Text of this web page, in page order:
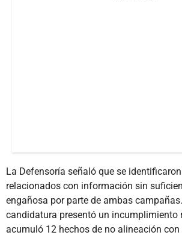
La Defensoría señaló que se
relacionados con información sin
engañosa por parte de ambas
candidatura presentó un incumplimiento
acumuló 12 hechos de no alineación